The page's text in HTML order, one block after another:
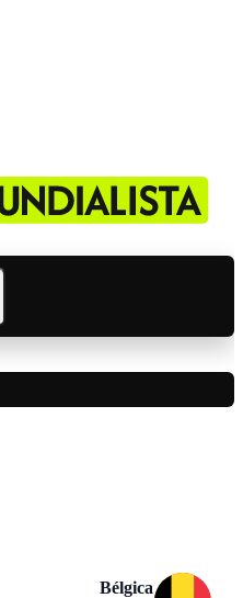
Bélgica